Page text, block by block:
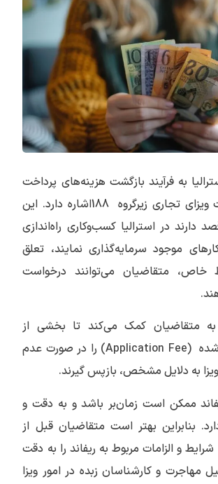
ویزای 188 استرالیا به فرآیند بازگشت هزینه‌های پرداخت
شده برای درخواست ویزای تجاری زیرگروه 188اشاره دارد. این
دارند در استرالیا کسب‌وکاری راه‌اندازی
موجود سرمایه‌گذاری نمایند، تعلق
خاص، متقاضیان می‌توانند درخواست
ریفاند ویزای 188 به متقاضیان کمک می‌کند تا بخشی از
هزینه‌های پرداخت شده (Application Fee) را در صورت عدم
به دلایل مشخص، بازپس گیرند.
ممکن است زمان‌بر باشد و به دقت و
بنابراین بهتر است متقاضیان قبل از
و الزامات مربوط به ریفاند را به دقت
مهاجرت و کارشناسان زبده در امور ویزا